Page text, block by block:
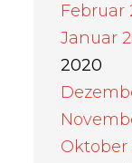
Februar
Januar
2020
Oktober